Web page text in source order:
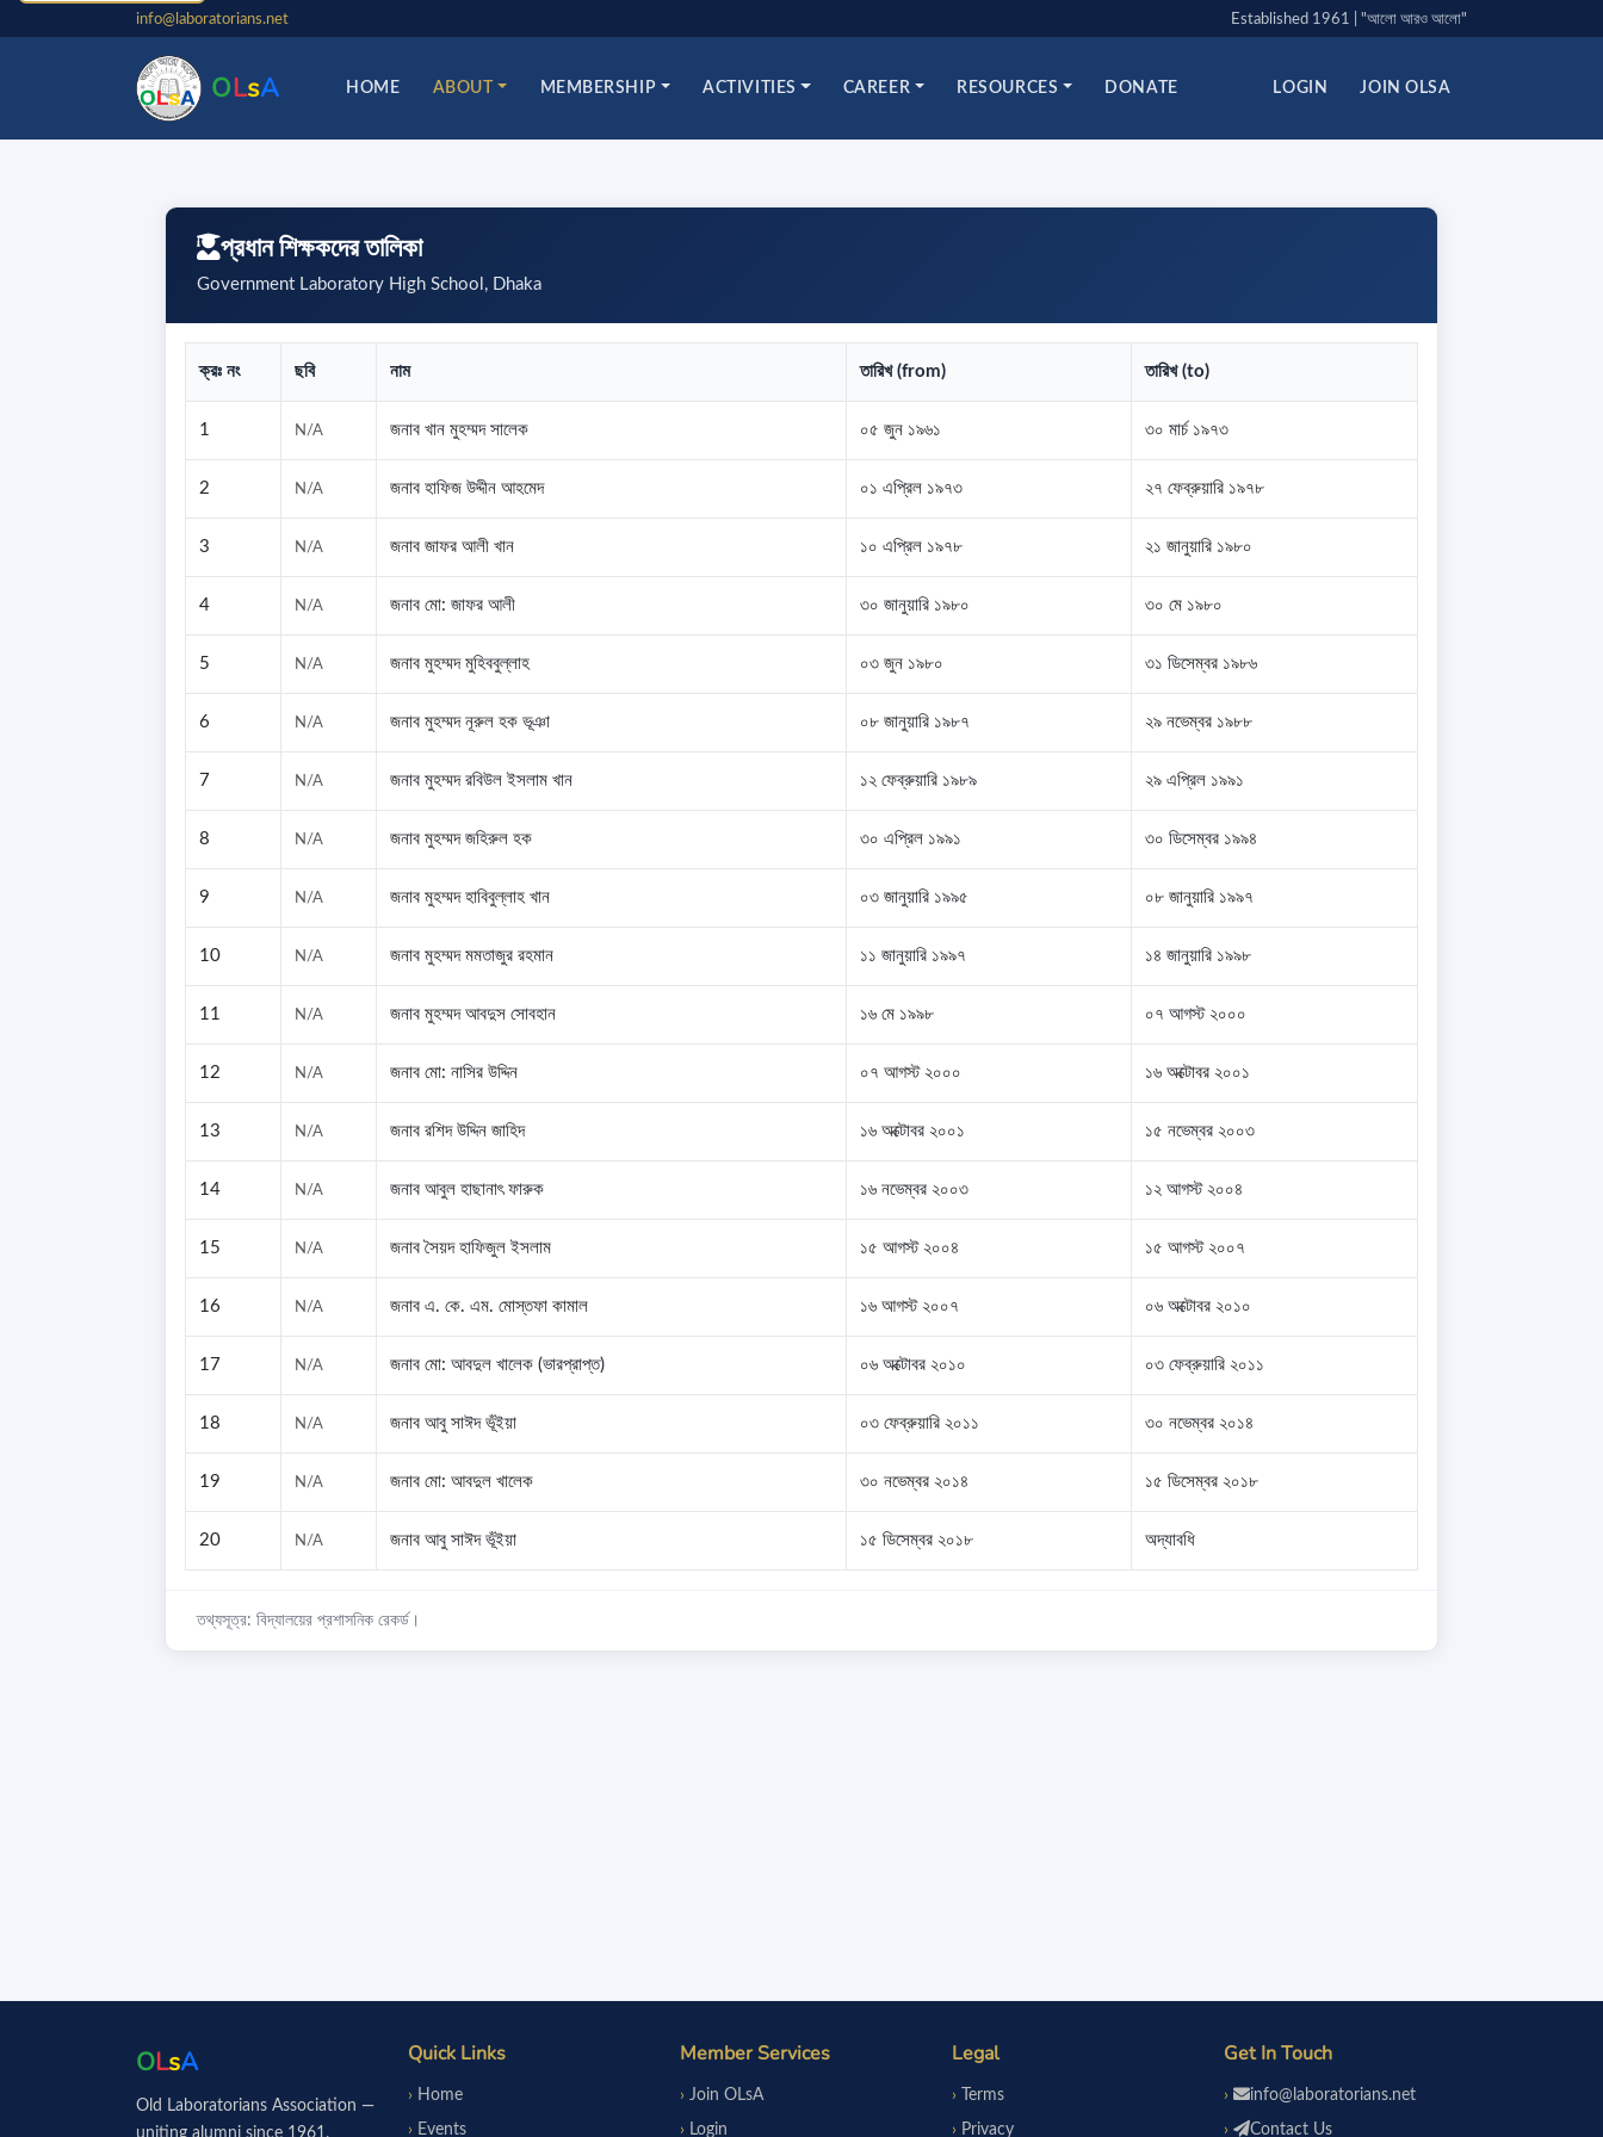
info@laboratorians.net Established 1961 | "আলো আরও আলো"
OLsA HOME ABOUT MEMBERSHIP ACTIVITIES CAREER RESOURCES DONATE LOGIN JOIN OLSA
প্রধান শিক্ষকদের তালিকা
Government Laboratory High School, Dhaka
ক্রঃ নং ছবি নাম তারিখ (from) তারিখ (to)
1 N/A জনাব খান মুহম্মদ সালেক ০৫ জুন ১৯৬১ ৩০ মার্চ ১৯৭৩
2 N/A জনাব হাফিজ উদ্দীন আহমেদ ০১ এপ্রিল ১৯৭৩ ২৭ ফেব্রুয়ারি ১৯৭৮
3 N/A জনাব জাফর আলী খান ১০ এপ্রিল ১৯৭৮ ২১ জানুয়ারি ১৯৮০
4 N/A জনাব মো: জাফর আলী ৩০ জানুয়ারি ১৯৮০ ৩০ মে ১৯৮০
5 N/A জনাব মুহম্মদ মুহিববুল্লাহ ০৩ জুন ১৯৮০ ৩১ ডিসেম্বর ১৯৮৬
6 N/A জনাব মুহম্মদ নূরুল হক ভূঞা ০৮ জানুয়ারি ১৯৮৭ ২৯ নভেম্বর ১৯৮৮
7 N/A জনাব মুহম্মদ রবিউল ইসলাম খান ১২ ফেব্রুয়ারি ১৯৮৯ ২৯ এপ্রিল ১৯৯১
8 N/A জনাব মুহম্মদ জহিরুল হক ৩০ এপ্রিল ১৯৯১ ৩০ ডিসেম্বর ১৯৯৪
9 N/A জনাব মুহম্মদ হাবিবুল্লাহ খান ০৩ জানুয়ারি ১৯৯৫ ০৮ জানুয়ারি ১৯৯৭
10 N/A জনাব মুহম্মদ মমতাজুর রহমান ১১ জানুয়ারি ১৯৯৭ ১৪ জানুয়ারি ১৯৯৮
11 N/A জনাব মুহম্মদ আবদুস সোবহান ১৬ মে ১৯৯৮ ০৭ আগস্ট ২০০০
12 N/A জনাব মো: নাসির উদ্দিন ০৭ আগস্ট ২০০০ ১৬ অক্টোবর ২০০১
13 N/A জনাব রশিদ উদ্দিন জাহিদ ১৬ অক্টোবর ২০০১ ১৫ নভেম্বর ২০০৩
14 N/A জনাব আবুল হাছানাৎ ফারুক ১৬ নভেম্বর ২০০৩ ১২ আগস্ট ২০০৪
15 N/A জনাব সৈয়দ হাফিজুল ইসলাম ১৫ আগস্ট ২০০৪ ১৫ আগস্ট ২০০৭
16 N/A জনাব এ. কে. এম. মোস্তফা কামাল ১৬ আগস্ট ২০০৭ ০৬ অক্টোবর ২০১০
17 N/A জনাব মো: আবদুল খালেক (ভারপ্রাপ্ত) ০৬ অক্টোবর ২০১০ ০৩ ফেব্রুয়ারি ২০১১
18 N/A জনাব আবু সাঈদ ভূঁইয়া ০৩ ফেব্রুয়ারি ২০১১ ৩০ নভেম্বর ২০১৪
19 N/A জনাব মো: আবদুল খালেক ৩০ নভেম্বর ২০১৪ ১৫ ডিসেম্বর ২০১৮
20 N/A জনাব আবু সাঈদ ভূঁইয়া ১৫ ডিসেম্বর ২০১৮ অদ্যাবধি
তথ্যসূত্র: বিদ্যালয়ের প্রশাসনিক রেকর্ড।
OLsA
Old Laboratorians Association —
uniting alumni since 1961.
Quick Links
Home
Events
Member Services
Join OLsA
Login
Legal
Terms
Privacy
Get In Touch
info@laboratorians.net
Contact Us